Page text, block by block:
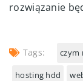
rozwiązanie
Tags: czym
hosting hdd